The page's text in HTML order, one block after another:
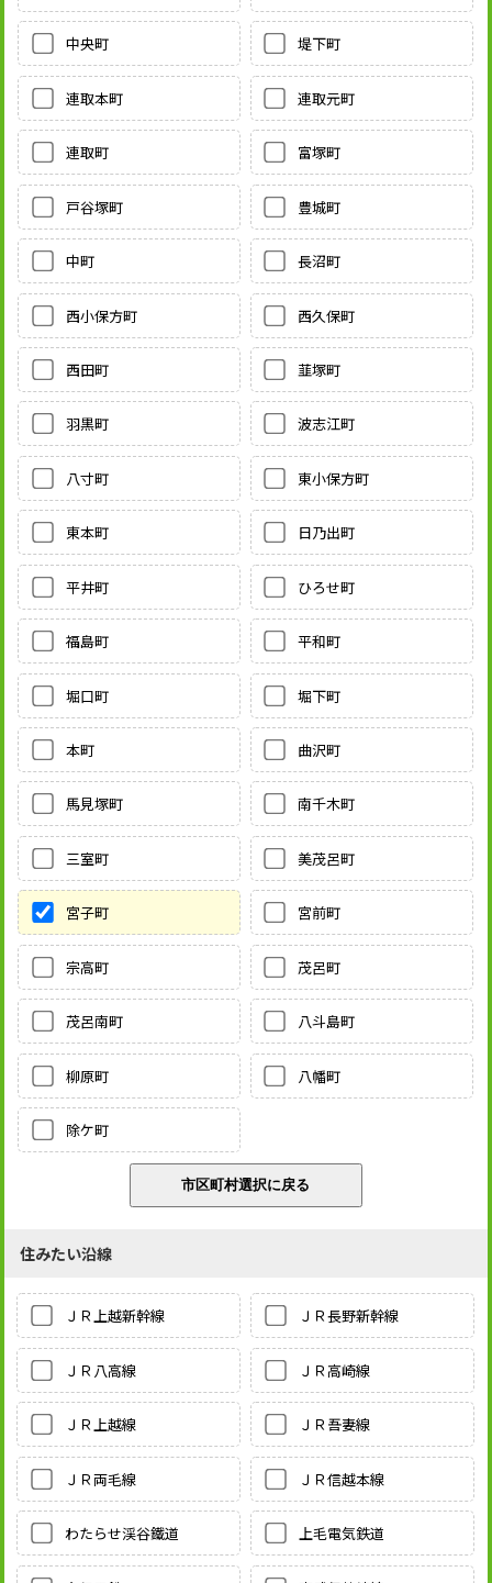
中央町 堤下町
連取本町 連取元町
連取町 富塚町
戸谷塚町 豊城町
中町 長沼町
西小保方町 西久保町
西田町 韮塚町
羽黒町 波志江町
八寸町 東小保方町
東本町 日乃出町
平井町 ひろせ町
福島町 平和町
堀口町 堀下町
本町 曲沢町
馬見塚町 南千木町
三室町 美茂呂町
宮子町 宮前町
宗高町 茂呂町
茂呂南町 八斗島町
柳原町 八幡町
除ケ町
住みたい沿線
ＪＲ上越新幹線 ＪＲ長野新幹線
ＪＲ八高線 ＪＲ高崎線
ＪＲ上越線 ＪＲ吾妻線
ＪＲ両毛線 ＪＲ信越本線
わたらせ渓谷鐵道 上毛電気鉄道